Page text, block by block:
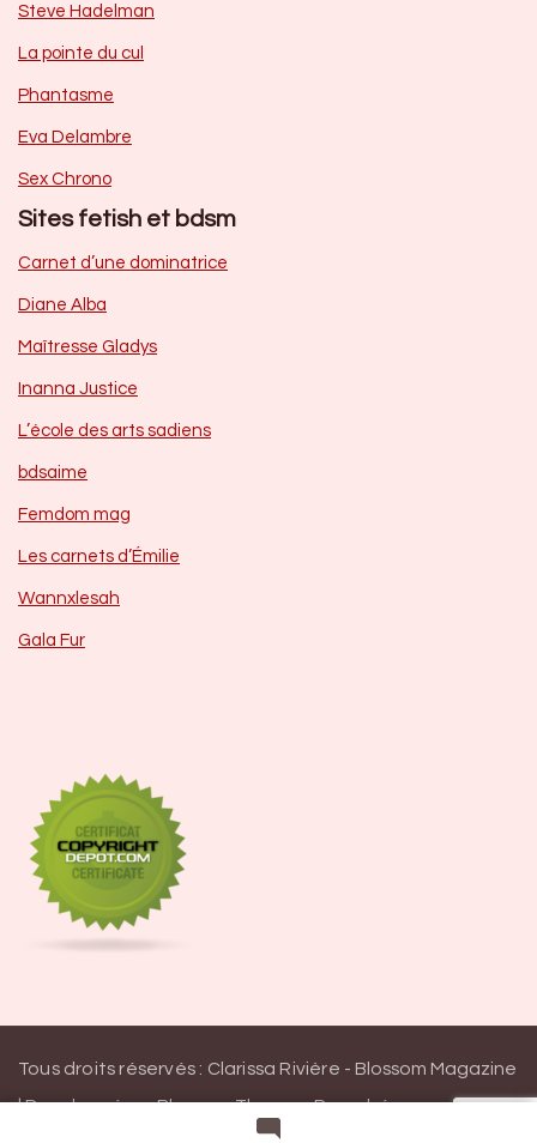
Steve Hadelman
La pointe du cul
Phantasme
Eva Delambre
Sex Chrono
Sites fetish et bdsm
Carnet d’une dominatrice
Diane Alba
Maîtresse Gladys
Inanna Justice
L’école des arts sadiens
bdsaime
Femdom mag
Les carnets d’Émilie
Wannxlesah
Gala Fur
Tous droits réservés : Clarissa Rivière - Blossom Magazine
| Developpé parBlossom Themes.Propulsé par